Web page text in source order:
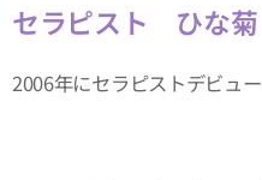
セラピスト ひな菊
2006年にセラピストデビュー